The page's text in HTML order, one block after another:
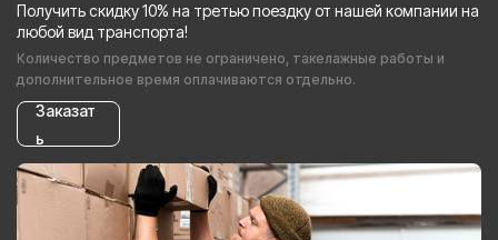
Получить скидку 10% на третью поездку от нашей компании на
любой вид транспорта!
Количество предметов не ограничено, такелажные работы и
дополнительное время оплачиваются отдельно.
Заказат
ь